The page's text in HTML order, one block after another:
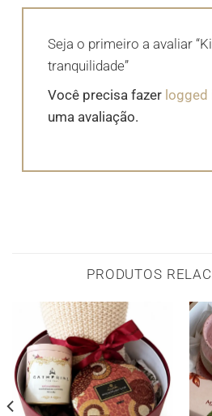
Seja o primeiro a avaliar
tranquilidade”
Você precisa fazer logged
uma avaliação.
PRODUTOS